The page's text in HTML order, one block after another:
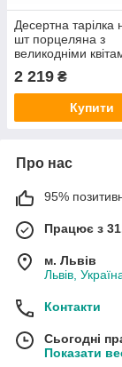
Десертна тарілка
шт порцеляна з
великодніми
2 219 ₴
Купити
Про нас
95%
Працює з
м. Львів
Львів,
Контакти
Сьогодні
Показати